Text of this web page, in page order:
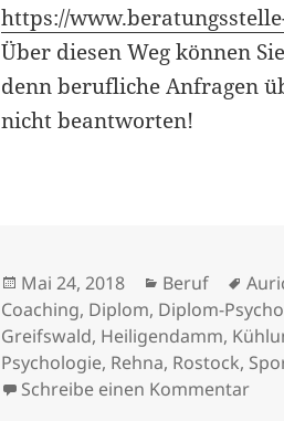
https://
Über diesen Weg können
denn berufliche Anfragen
nicht beantworten!
Veröffentlicht
am
Mai 24, 2018 Kategorien
Beruf
Coaching, Diplom, Diplom-
Greifswald, Heiligendamm,
Psychologie, Rehna, Rostock,
Schreibe einen Kommentarzu